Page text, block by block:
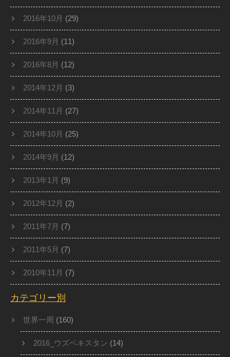
2016年10月 (29)
2016年9月 (11)
2016年8月 (12)
2014年12月 (3)
2014年11月 (27)
2014年10月 (25)
2014年9月 (12)
2013年1月 (9)
2012年12月 (2)
2011年7月 (7)
2011年5月 (7)
2010年11月 (7)
カテゴリー別
世界一周 (160)
2016_ウズベキスタン (14)